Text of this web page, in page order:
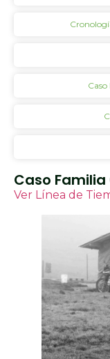
Caso
Ver Línea de